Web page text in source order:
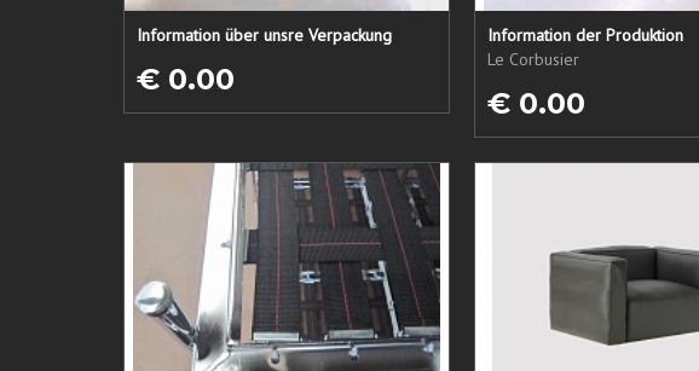
Information über unsre Verpackung
€ 0.00
Information der Produktion
Le Corbusier
€ 0.00